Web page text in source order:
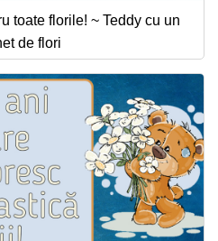
toate florile! ~ Teddy cu un
de flori